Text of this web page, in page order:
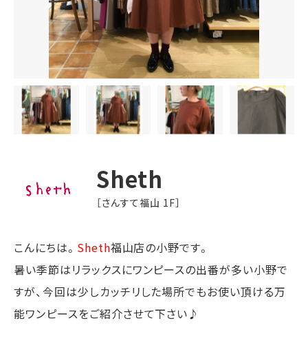
Sheth
［さんすて福山 1F］
こんにちは。 Sheth福山店の小野です。
暑い季節はリラックスにワンピースの出番が多い小野で
すが、今回は少しカッチリした場所でもお使い頂ける万
能ワンピースをご紹介させて下さい♪